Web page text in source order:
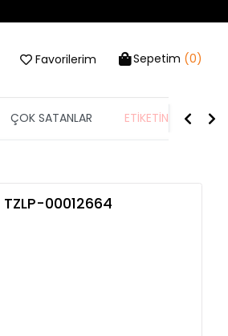
Favorilerim Sepetim (0)
ÇOK SATANLAR ETİKETİN YARISI
TZLP-00012664